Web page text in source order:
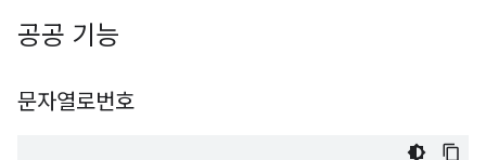
공공 기능
문자열로번호